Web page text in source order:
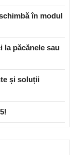
în modul
la păcănele sau
și soluții